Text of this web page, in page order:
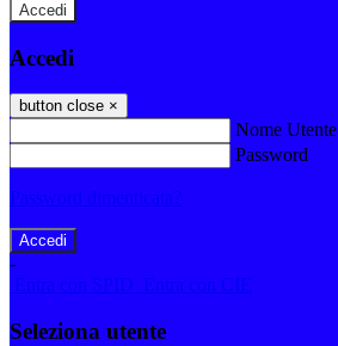
Accedi
Accedi
button close ×
Nome Utente
Password
Password dimenticata?
-
Entra con SPID
Entra con CIE
Seleziona utente